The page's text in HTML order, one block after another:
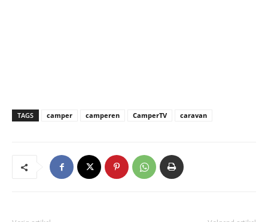
TAGS camper camperen CamperTV caravan